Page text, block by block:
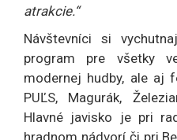
atrakcie.“
Návštevníci si
program pre všetky
modernej hudby, ale aj
PUĽS, Magurák,
Hlavné javisko je pri
hradnom nádvorí či pri